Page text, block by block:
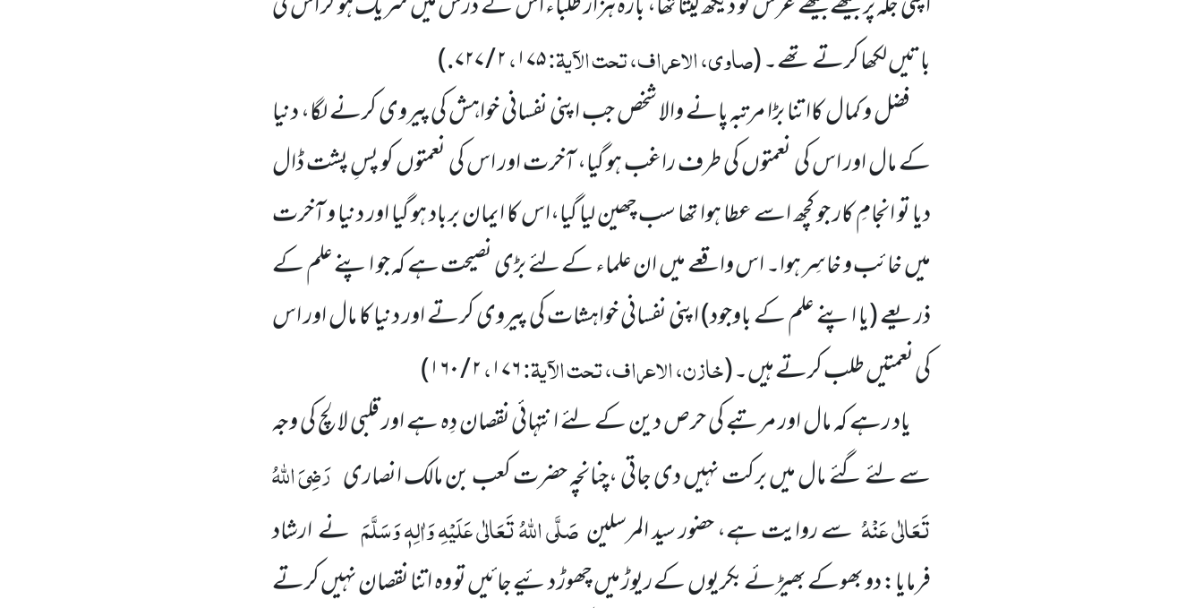
باتیں لکھا کرتے تھے۔(صاوی، الاعراف، تحت الآیۃ:۱۷۵،۲ / ۷۲۷.
)
فضل و کمال کاا تنا بڑا مرتبہ پانے والا شخص جب اپنی نفسانی خواہش کی پیروی کرنے لگا، دنیا
کے مال اور اس کی نعمتوں کی طرف راغب ہو گیا، آخرت اور اس کی نعمتوں کو پسِ پشت ڈال
دیا تو انجامِ کار جو کچھ اسے عطا ہوا تھا سب چھین لیا گیا،اس کا ایمان برباد ہو گیا اور دنیا و آخرت
میں خائب و خاسِر ہوا۔ اس واقعے میں ان علماء کے لئے بڑی نصیحت ہے کہ جو اپنے علم کے
ذریعے (یا اپنے علم کے باوجود) اپنی نفسانی خواہشات کی پیروی کرتے اور دنیا کا مال اور اس
کی نعمتیں طلب کرتے ہیں۔(خازن، الاعراف، تحت الآیۃ:۱۷۶،۲ / ۱۶۰
)
یاد رہے کہ مال اور مرتبے کی حرص دین کے لئے انتہائی نقصان دِہ ہے اور قلبی لالچ کی وجہ
سے لئے گئے مال میں برکت نہیں دی جاتی ،چنانچہ حضرت کعب بن مالک انصاری رَضِیَ اللہُ
تَعَالٰی عَنْہُ سے روایت ہے، حضور سید المرسلینصَلَّی اللہُ تَعَالٰی عَلَیْہِ وَاٰلِہٖ وَسَلَّمَ نے ارشاد
فرمایا: دو بھوکے بھیڑئے بکریوں کے ریوڑ میں چھوڑ دئیے جائیں تو وہ اتنا نقصان نہیں کرتے